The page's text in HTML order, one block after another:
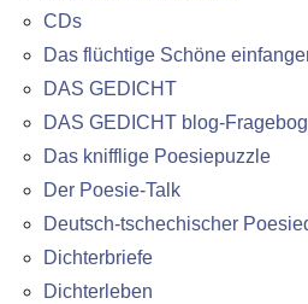
CDs
Das flüchtige Schöne
DAS GEDICHT
DAS GEDICHT blog-
Das knifflige Poesiepuzzle
Der Poesie-Talk
Deutsch-tschechischer
Dichterbriefe
Dichterleben